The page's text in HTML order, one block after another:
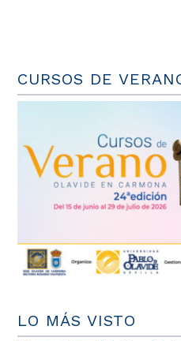
CURSOS DE
LO MÁS VISTO